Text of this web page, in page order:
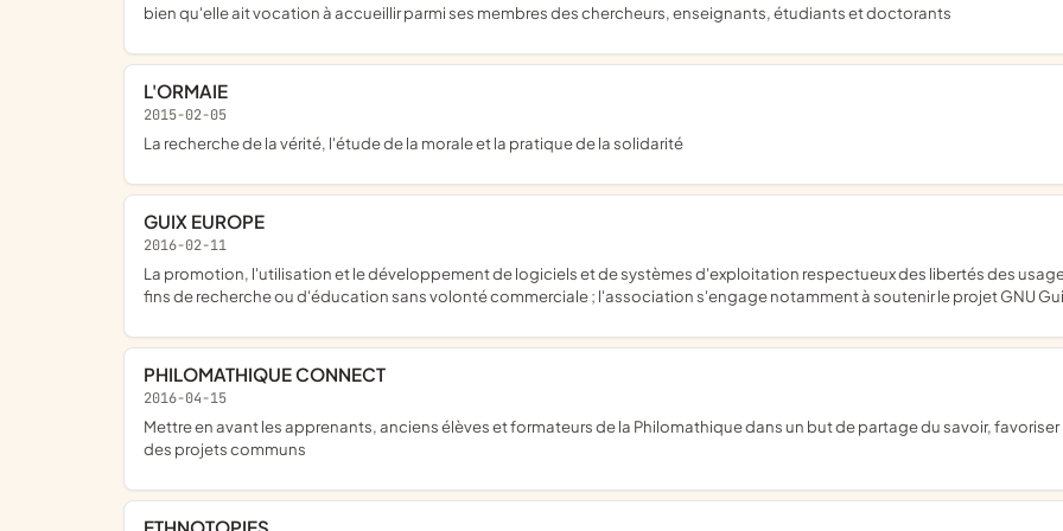
bien qu'elle ait vocation à accueillir parmi ses membres des chercheurs, enseignants, étudiants et doctorants
L'ORMAIE
2015-02-05
la recherche de la vérité, l'étude de la morale et la pratique de la solidarité
GUIX EUROPE
2016-02-11
la promotion, l'utilisation et le développement de logiciels et de systèmes d'exploitation respectueux des libertés des usagers, en favorisant en particulier les utilisations à des
fins de recherche ou d'éducation sans volonté commerciale ; l'association s'engage notamment à soutenir le projet GNU
PHILOMATHIQUE CONNECT
2016-04-15
mettre en avant les apprenants, anciens élèves et formateurs de la Philomathique dans un but de partage du savoir, favoriser les échanges, les pratiques et expériences à travers
des projets communs